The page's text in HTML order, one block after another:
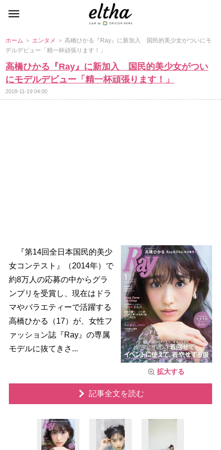
ホーム ＞ エンタメ ＞ 高橋ひかる『Ray』に新加入 国民的美少女がついにモ
デルデビュー「精一杯頑張ります！」
高橋ひかる『Ray』に新加入 国民的美少女がつい
にモデルデビュー「精一杯頑張ります！」
2018-11-19 04:00
拡大する
『第14回全日本国民的美少
女コンテスト』（2014年）で
約8万人の応募の中からグラ
ンプリを受賞し、現在はドラ
マやバラエティーで活躍する
高橋ひかる（17）が、女性フ
ァッション誌『Ray』の専属
モデルに抜てきさ...
記事全文を読む